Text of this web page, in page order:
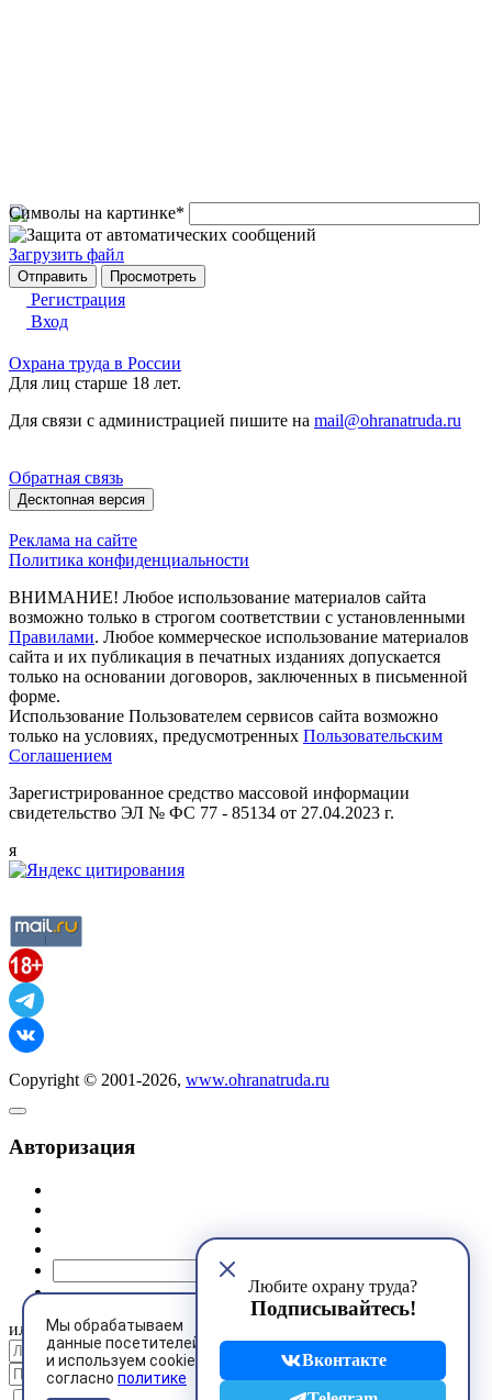
Символы на картинке*
Загрузить файл
Регистрация
Вход
Мы обрабатываем
данные посетителей
и используем cookies
согласно политике
Любите охрану труда?
Подписывайтесь!
Вконтакте
Охрана труда в России
Для лиц старше 18 лет.
Для связи с администрацией пишите на mail@ohranatruda.ru
Обратная связь
Десктопная версия
Реклама на сайте
Политика конфиденциальности
ВНИМАНИЕ! Любое использование материалов сайта
возможно только в строгом соответствии с установленными
Правилами. Любое коммерческое использование материалов
сайта и их публикация в печатных изданиях допускается
только на основании договоров, заключенных в письменной
форме.
Использование Пользователем сервисов сайта возможно
только на условиях, предусмотренных Пользовательским
Соглашением
Зарегистрированное средство массовой информации
свидетельство ЭЛ № ФС 77 - 85134 от 27.04.2023 г.
я
Copyright © 2001-2026, www.ohranatruda.ru
Авторизация
или